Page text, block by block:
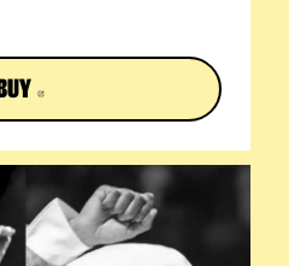
ABRE EN NUEVA VENTANA